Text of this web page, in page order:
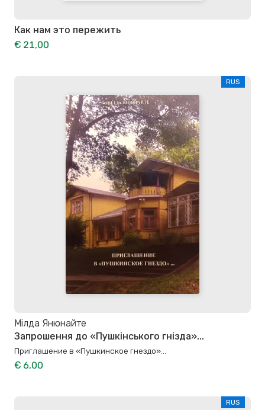
Как нам это пережить
€ 21,00
RUS
Мілда Янюнайте
Запрошення до «Пушкінського гнізда»...
Приглашение в «Пушкинское гнездо»...
€ 6,00
RUS